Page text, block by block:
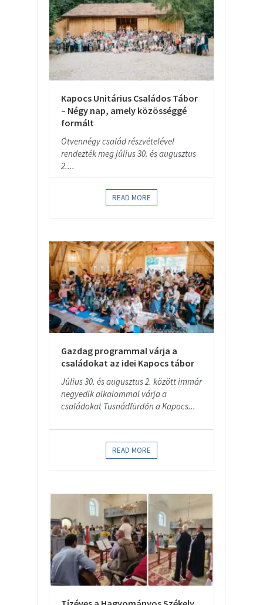
Kapocs Unitárius Családos Tábor
– Négy nap, amely közösséggé
formált
Ötvennégy család részvételével
rendezték meg július 30. és augusztus
2....
READ MORE
Gazdag programmal várja a
családokat az idei Kapocs tábor
Július 30. és augusztus 2. között immár
negyedik alkalommal várja a
családokat Tusnádfürdőn a Kapocs...
READ MORE